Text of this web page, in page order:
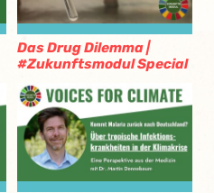
Das Drug Dilemma |
#Zukunftsmodul Special